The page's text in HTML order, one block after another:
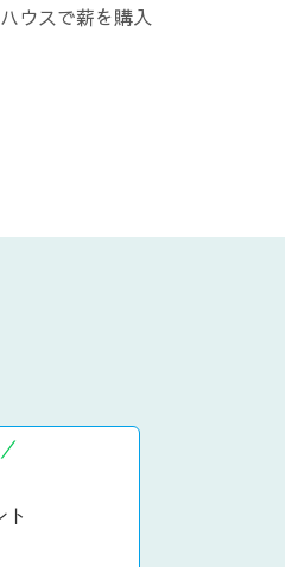
ウスで薪を購入